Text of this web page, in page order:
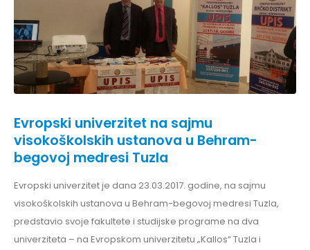
Evropski univerzitet na sajmu
visokoškolskih ustanova u Behram-
begovoj medresi Tuzla
Evropski univerzitet je dana 23.03.2017. godine, na sajmu
visokoškolskih ustanova u Behram-begovoj medresi Tuzla,
predstavio svoje fakultete i studijske programe na dva
univerziteta – na Evropskom univerzitetu „Kallos“ Tuzla i